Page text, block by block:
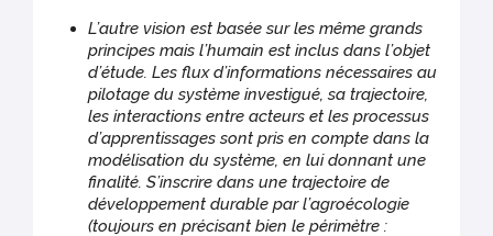
L’autre vision est basée sur les même grands
principes mais l’humain est inclus dans l’objet
d’étude. Les flux d’informations nécessaires au
pilotage du système investigué, sa trajectoire,
les interactions entre acteurs et les processus
d’apprentissages sont pris en compte dans la
modélisation du système, en lui donnant une
finalité. S’inscrire dans une trajectoire de
développement durable par l’agroécologie
(toujours en précisant bien le périmètre :